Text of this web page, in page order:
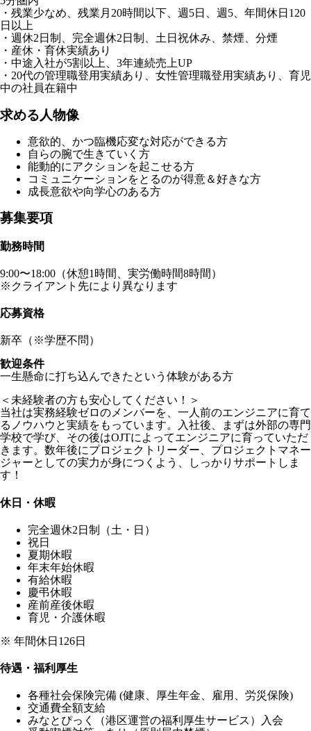
・残業少なめ、残業月20時間以下、週5日、週5、年間休日120
日以上
・週休2日制、完全週休2日制、土日祝休み、禁煙、分煙
・産休・育休実績あり
・中途入社が5割以上、3年連続売上UP
・20代の管理職登用実績あり、女性管理職登用実績あり、育児
中の社員在籍中
求める人物像
意欲的、かつ臨機応変な対応ができる方
自らの腕で生きていく方
能動的にアクションを起こせる方
コミュニケーションをとるのが得意＆好きな方
成長意欲や向学心のある方
募集要項
勤務時間
9:00〜18:00（休憩1時間、実労働時間8時間）
※クライアント先により異なります
応募資格
新卒（※学歴不問）
歓迎条件
一生懸命に打ち込んできたという体験がある方
＜未経験者の方も安心してください！＞
当社は実務経験ゼロのメンバーを、一人前のエンジニアに育て
るノウハウと実績をもっています。入社後、まずは外部の専門
学校で学び、その後はOJTによってエンジニアに育っていただ
きます。数年後にプロジェクトリーダー、プロジェクトマネー
ジャーとしての実力が身につくよう、しっかりサポートしま
す！
休日・休暇
完全週休2日制（土・日）
祝日
夏期休暇
年末年始休暇
有給休暇
慶弔休暇
産前産後休暇
育児・介護休暇
※ 年間休日126日
待遇・福利厚生
各種社会保険完備 (健康、厚生年金、雇用、労災保険)
交通費全額支給
みなとぴっく（港区運営の福利厚生サービス）入会